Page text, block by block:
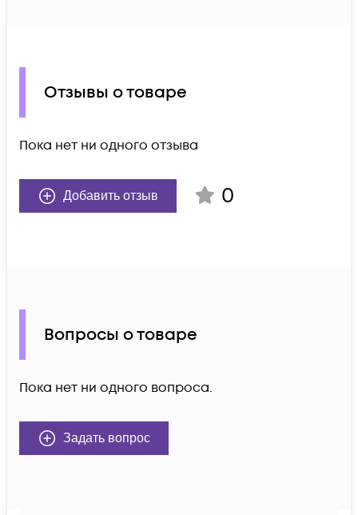
Отзывы о товаре
Пока нет ни одного отзыва
Добавить отзыв 0
Вопросы о товаре
Пока нет ни одного вопроса.
Задать вопрос